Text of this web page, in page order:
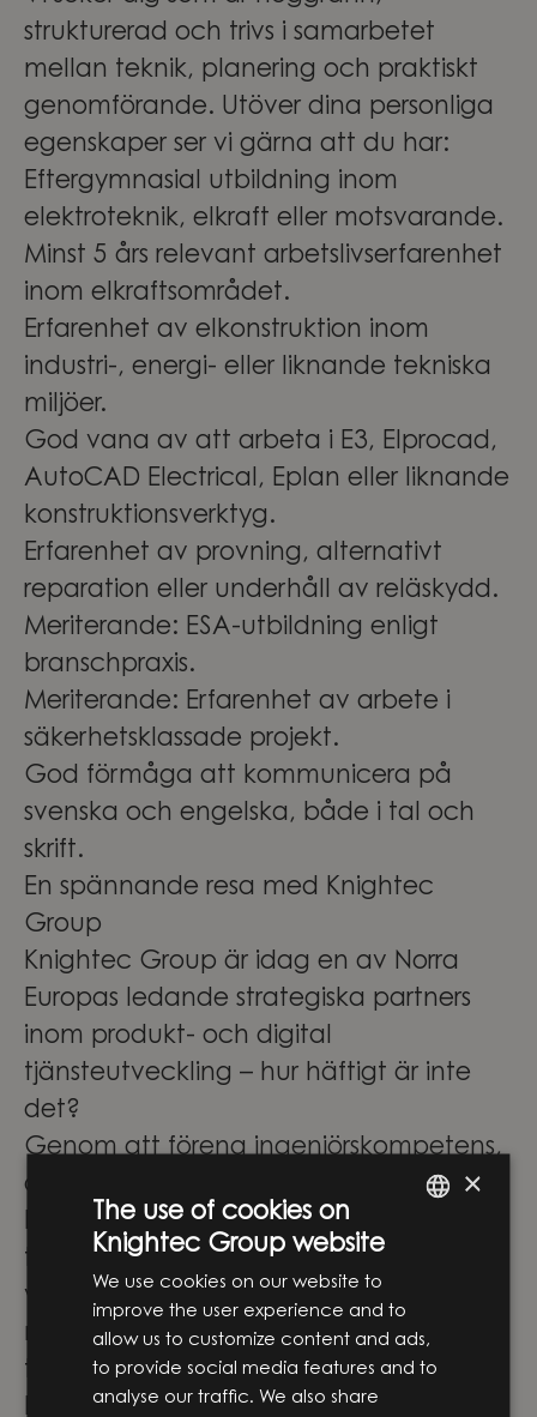
strukturerad och trivs i samarbetet
mellan teknik, planering och praktiskt
genomförande. Utöver dina personliga
egenskaper ser vi gärna att du har:
Eftergymnasial utbildning inom
elektroteknik, elkraft eller motsvarande.
Minst 5 års relevant arbetslivserfarenhet
inom elkraftsområdet.
Erfarenhet av elkonstruktion inom
industri-, energi- eller liknande tekniska
miljöer.
God vana av att arbeta i E3, Elprocad,
AutoCAD Electrical, Eplan eller liknande
konstruktionsverktyg.
Erfarenhet av provning, alternativt
reparation eller underhåll av reläskydd.
Meriterande: ESA-utbildning enligt
branschpraxis.
Meriterande: Erfarenhet av arbete i
säkerhetsklassade projekt.
God förmåga att kommunicera på
svenska och engelska, både i tal och
skrift.
En spännande resa med Knightec
Group
Knightec Group är idag en av Norra
Europas ledande strategiska partners
inom produkt- och digital
tjänsteutveckling – hur häftigt är inte
det?
Genom att förena ingenjörskompetens,
digital expertis och affärsförståelse
hjälper vi våra kunder att omvandla ny
teknik till verkliga lösningar som skapar
värde. Vi arbetar i skärningspunkten
mellan affärsstrategi och
teknikutveckling och stöttar våra
kunder genom hela resan – från de
×
The use of cookies on
Knightec Group website
We use cookies on our website to
improve the user experience and to
allow us to customize content and ads,
to provide social media features and to
analyse our traffic. We also share